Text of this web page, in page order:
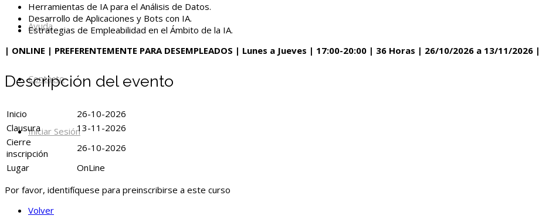
Ayuda
Contacto
Iniciar Sesión
Herramientas de IA para el Análisis de Datos.
Desarrollo de Aplicaciones y Bots con IA.
Estrategias de Empleabilidad en el Ámbito de la IA.
| ONLINE | PREFERENTEMENTE PARA DESEMPLEADOS | Lunes a Jueves | 17:00-20:00 | 36 Horas | 26/10/2026 a 13/11/2026 |
Descripción del evento
Inicio
26-10-2026
Clausura
13-11-2026
Cierre
inscripción
26-10-2026
Lugar
OnLine
Por favor, identifíquese para preinscribirse a este curso
Volver